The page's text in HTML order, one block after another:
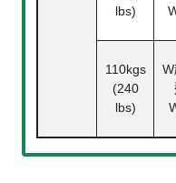
lbs)
110kgs
(240
lbs)
W